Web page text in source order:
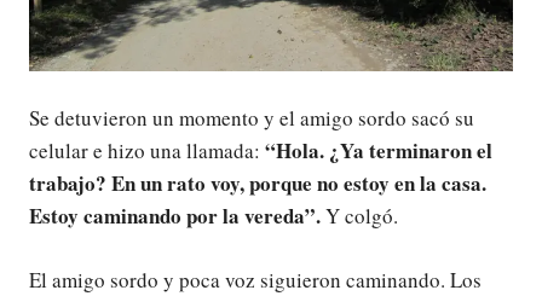
Se detuvieron un momento y el amigo sordo sacó su
celular e hizo una llamada: “Hola. ¿Ya terminaron el
trabajo? En un rato voy, porque no estoy en la casa.
Estoy caminando por la vereda”.Y colgó.
El amigo sordo y poca voz siguieron caminando. Los